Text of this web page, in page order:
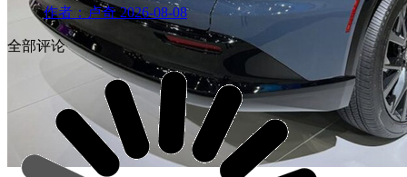
作者：卢奇 2026-08-08
全部评论